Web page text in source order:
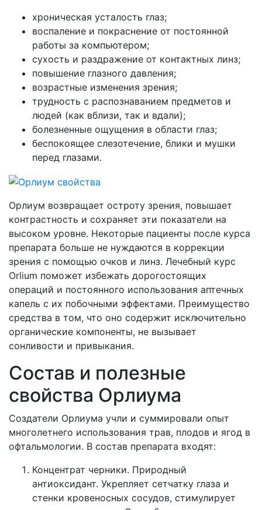
хроническая усталость глаз;
воспаление и покраснение от постоянной
работы за компьютером;
сухость и раздражение от контактных линз;
повышение глазного давления;
возрастные изменения зрения;
трудность с распознаванием предметов и
людей (как вблизи, так и вдали);
болезненные ощущения в области глаз;
беспокоящее слезотечение, блики и мушки
перед глазами.
Орлиум возвращает остроту зрения, повышает
контрастность и сохраняет эти показатели на
высоком уровне. Некоторые пациенты после курса
препарата больше не нуждаются в коррекции
зрения с помощью очков и линз. Лечебный курс
Orlium поможет избежать дорогостоящих
операций и постоянного использования аптечных
капель с их побочными эффектами. Преимущество
средства в том, что оно содержит исключительно
органические компоненты, не вызывает
сонливости и привыкания.
Состав и полезные
свойства Орлиума
Создатели Орлиума учли и суммировали опыт
многолетнего использования трав, плодов и ягод в
офтальмологии. В состав препарата входят:
Концентрат черники. Природный
антиоксидант. Укрепляет сетчатку глаза и
стенки кровеносных сосудов, стимулирует